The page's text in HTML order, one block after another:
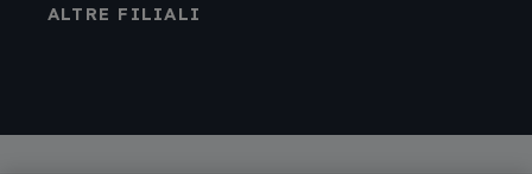
ALTRE FILIALI